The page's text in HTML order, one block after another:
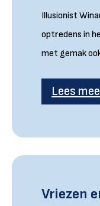
Illusionist
optredens in
met gemak
Lees
Vriezen